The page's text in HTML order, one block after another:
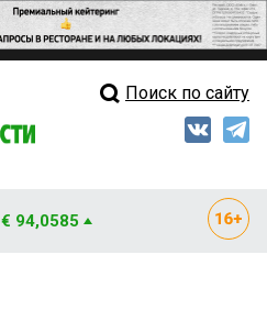
Свежий выпускПоиск по сайту
€ 94,0585